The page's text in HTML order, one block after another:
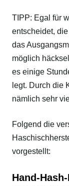
TIPP: Egal für
entscheidet,
das
möglich
es einige
legt. Durch die
nämlich sehr
Folgend die
vorgestellt:
Hand-